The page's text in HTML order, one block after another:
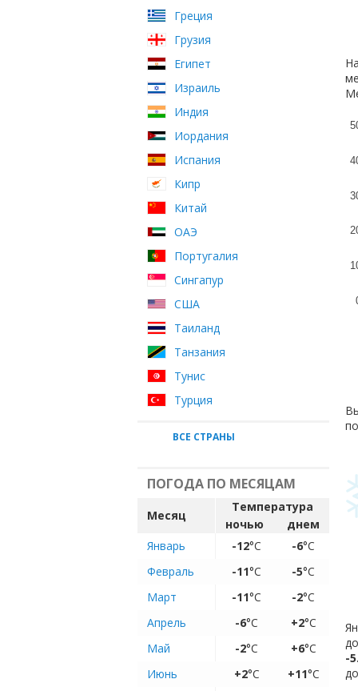
Греция
Грузия
Египет
Израиль
Индия
Иордания
Испания
Кипр
Китай
ОАЭ
Португалия
Сингапур
США
Таиланд
Танзания
Тунис
Турция
ВСЕ СТРАНЫ
ПОГОДА ПО МЕСЯЦАМ
Месяц
Температура
ночью
днем
Январь
-12°C -6°C
Февраль
-11°C -5°C
Март
-11°C -2°C
Апрель
-6°C +2°C
Май
-2°C +6°C
Июнь
+2°C +11°C
-